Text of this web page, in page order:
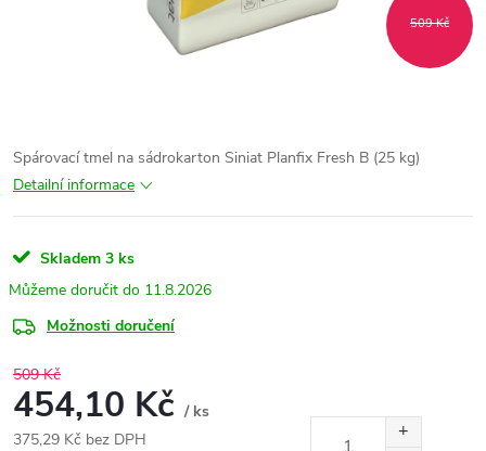
509 Kč
Spárovací tmel na sádrokarton Siniat Planfix Fresh B (25 kg)
Detailní informace
Skladem 3 ks
11.8.2026
Možnosti doručení
509 Kč
454,10 Kč / ks
375,29 Kč bez DPH